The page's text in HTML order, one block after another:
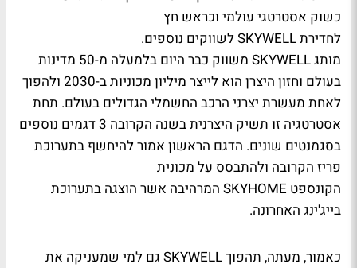
כשוק אסטרטגי עולמי וכראש חץ
לחדירת SKYWELL לשווקים נוספים.
מותג SKYWELL משווק כבר היום בלמעלה מ-50 מדינות
בעולם וחזון היצרן הוא לייצר מיליון מכוניות ב-2030 ולהפוך
לאחת מעשרת יצרני הרכב החשמלי הגדולים בעולם. תחת
אסטרטגיה זו תשיק היצרנית בשנה הקרובה 3 דגמים נוספים
בסגמנטים שונים. הדגם הראשון אמור להיחשף בתערוכת
פריז הקרובה ולהתבסס על מכונית
הקונספט SKYHOME המרהיבה אשר הוצגה בתערוכת
בייג'ינג האחרונה.
כאמור, מעתה, תהפוך SKYWELL גם למי שמעניקה את